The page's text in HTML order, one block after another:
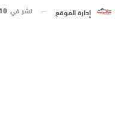
إدارة الموقع نشر في 10 أكتوبر 2025 الساعة 19 و 01 دقيقة